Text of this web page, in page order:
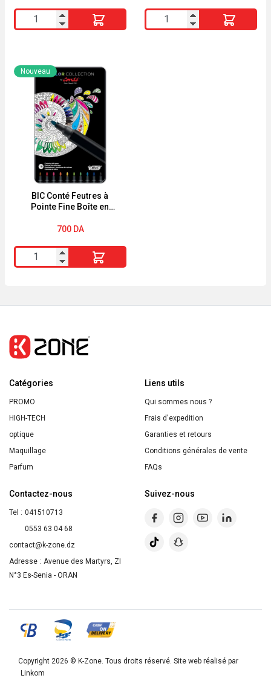
Energie
quantité
de
Ballon
de
fitness
quantité
de
BIC Conté Feutres à
Pointe Fine Boîte en
Nouveau
700 DA
quantité
de
à
Pointe
Boîte
en
Métal
de
10
Catégories
PROMO
HIGH-TECH
optique
Maquillage
Parfum
Liens utils
Qui sommes nous ?
Frais d'expedition
Garanties et retours
Conditions générales de vente
FAQs
Contactez-nous
Tel : 041510713
0553 63 04 68
contact@k-zone.dz
Adresse : Avenue des Martyrs, ZI
N°3 Es-Senia - ORAN
Suivez-nous
Copyright 2026 © K-Zone . Tous droits réservé. Site web réalisé par
Linkom